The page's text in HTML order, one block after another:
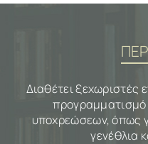
Διαθέτει ξεχωριστές
υποχρεώσεων, όπως
γενέθλια